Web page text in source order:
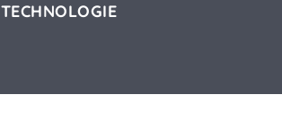
TECHNOLOGIE